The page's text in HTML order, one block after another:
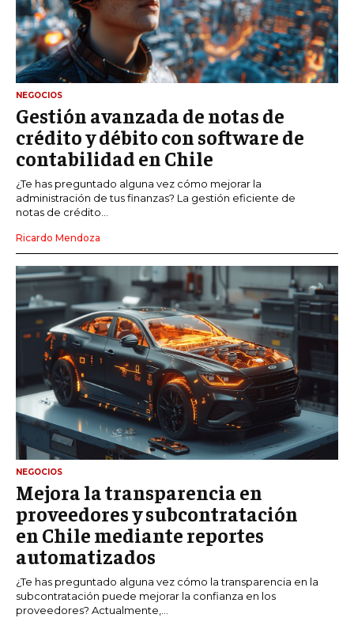
NEGOCIOS
Gestión avanzada de notas de
crédito y débito con software de
contabilidad en Chile
¿Te has preguntado alguna vez cómo mejorar la
administración de tus finanzas? La gestión eficiente de
notas de crédito...
Ricardo Mendoza
NEGOCIOS
Mejora la transparencia en
proveedores y subcontratación
en Chile mediante reportes
automatizados
¿Te has preguntado alguna vez cómo la transparencia en la
subcontratación puede mejorar la confianza en los
proveedores? Actualmente,...